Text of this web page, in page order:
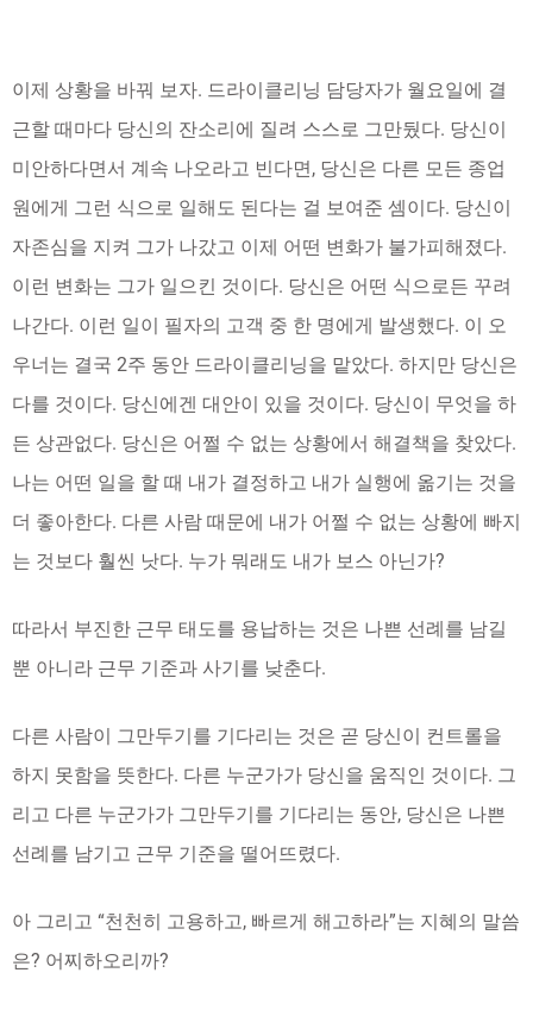
이제 상황을 바꿔 보자. 드라이클리닝 담당자가 월요일에 결
근할 때마다 당신의 잔소리에 질려 스스로 그만뒀다. 당신이
미안하다면서 계속 나오라고 빈다면, 당신은 다른 모든 종업
원에게 그런 식으로 일해도 된다는 걸 보여준 셈이다. 당신이
자존심을 지켜 그가 나갔고 이제 어떤 변화가 불가피해졌다.
이런 변화는 그가 일으킨 것이다. 당신은 어떤 식으로든 꾸려
나간다. 이런 일이 필자의 고객 중 한 명에게 발생했다. 이 오
우너는 결국 2주 동안 드라이클리닝을 맡았다. 하지만 당신은
다를 것이다. 당신에겐 대안이 있을 것이다. 당신이 무엇을 하
든 상관없다. 당신은 어쩔 수 없는 상황에서 해결책을 찾았다.
나는 어떤 일을 할 때 내가 결정하고 내가 실행에 옮기는 것을
더 좋아한다. 다른 사람 때문에 내가 어쩔 수 없는 상황에 빠지
는 것보다 훨씬 낫다. 누가 뭐래도 내가 보스 아닌가?
따라서 부진한 근무 태도를 용납하는 것은 나쁜 선례를 남길
뿐 아니라 근무 기준과 사기를 낮춘다.
다른 사람이 그만두기를 기다리는 것은 곧 당신이 컨트롤을
하지 못함을 뜻한다. 다른 누군가가 당신을 움직인 것이다. 그
리고 다른 누군가가 그만두기를 기다리는 동안, 당신은 나쁜
선례를 남기고 근무 기준을 떨어뜨렸다.
아 그리고 “천천히 고용하고, 빠르게 해고하라”는 지혜의 말씀
은? 어찌하오리까?